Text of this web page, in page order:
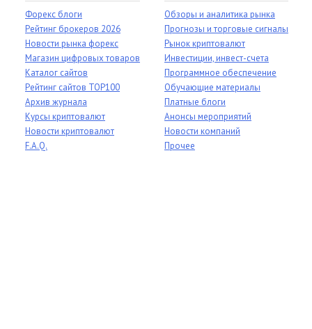
Форекс блоги
Рейтинг брокеров 2026
Новости рынка форекс
Магазин цифровых товаров
Каталог сайтов
Рейтинг сайтов TOP100
Архив журнала
Курсы криптовалют
Новости криптовалют
F.A.Q.
Обзоры и аналитика рынка
Прогнозы и торговые сигналы
Рынок криптовалют
Инвестиции, инвест-счета
Программное обеспечение
Обучающие материалы
Платные блоги
Анонсы мероприятий
Новости компаний
Прочее